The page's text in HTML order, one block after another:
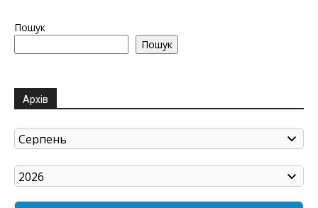
Пошук
Пошук
Архів